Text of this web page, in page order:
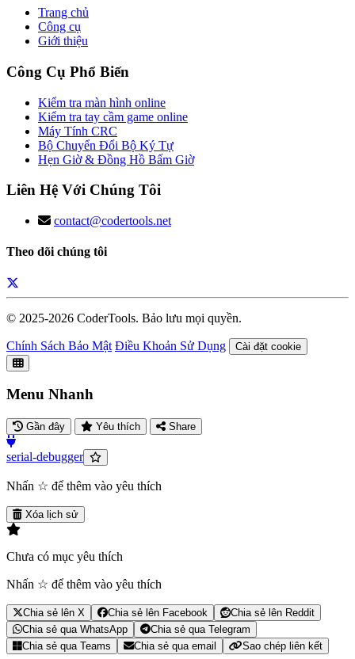
Trang chủ
Công cụ
Giới thiệu
Công Cụ Phổ Biến
Kiểm tra màn hình online
Kiểm tra tay cầm game online
Máy Tính CRC
Bộ Chuyển Đổi Bộ Ký Tự
Hẹn Giờ & Đồng Hồ Bấm Giờ
Liên Hệ Với Chúng Tôi
contact@codertools.net
Theo dõi chúng tôi
© 2025-2026 CoderTools. Bảo lưu mọi quyền.
Chính Sách Bảo Mật Điều Khoản Sử Dụng Cài đặt cookie
Menu Nhanh
Gần đây Yêu thích Share
serial-debugger
Nhấn ☆ để thêm vào yêu thích
Xóa lịch sử
Chưa có mục yêu thích
Nhấn ☆ để thêm vào yêu thích
Chia sẻ lên X Chia sẻ lên Facebook
Chia sẻ lên Reddit
Chia sẻ qua WhatsApp
Chia sẻ qua Telegram
Chia sẻ qua Teams
Chia sẻ qua email Sao chép liên kết